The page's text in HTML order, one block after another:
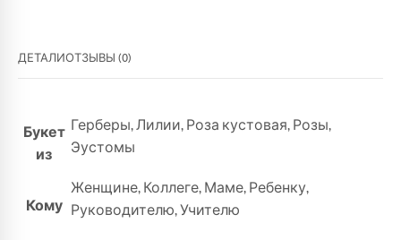
ДЕТАЛИОТЗЫВЫ (0)
Букет
из
Герберы,Лилии,Роза кустовая,Розы,
Эустомы
Кому
Женщине,Коллеге,Маме,Ребенку,
Руководителю,Учителю